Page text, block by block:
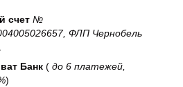
счет №
ФЛП Чернобель
Банк ( до 6 платежей,
)